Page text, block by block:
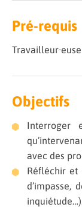
Pré-requis
Objectifs
Interroger
avec des
Réfléchir et
d’impasse,